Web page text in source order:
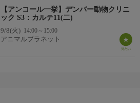
【アンコール一挙】デンバー動物クリニ
ック S3：カルテ11(二)
9/8(火) 14:00～15:00
アニマルプラネット